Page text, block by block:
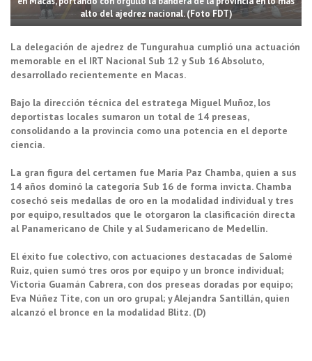
alto del ajedrez nacional. (Foto FDT)
La delegación de ajedrez de Tungurahua cumplió una actuación
memorable en el IRT Nacional Sub 12 y Sub 16 Absoluto,
desarrollado recientemente en Macas.
Bajo la dirección técnica del estratega Miguel Muñoz, los
deportistas locales sumaron un total de 14 preseas,
consolidando a la provincia como una potencia en el deporte
ciencia.
La gran figura del certamen fue María Paz Chamba, quien a sus
14 años dominó la categoría Sub 16 de forma invicta. Chamba
cosechó seis medallas de oro en la modalidad individual y tres
por equipo, resultados que le otorgaron la clasificación directa
al Panamericano de Chile y al Sudamericano de Medellín.
El éxito fue colectivo, con actuaciones destacadas de Salomé
Ruiz, quien sumó tres oros por equipo y un bronce individual;
Victoria Guamán Cabrera, con dos preseas doradas por equipo;
Eva Núñez Tite, con un oro grupal; y Alejandra Santillán, quien
alcanzó el bronce en la modalidad Blitz. (D)